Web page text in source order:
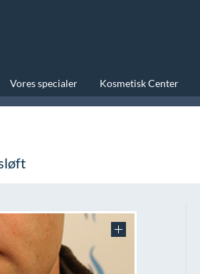
Vores specialer Kosmetisk Center